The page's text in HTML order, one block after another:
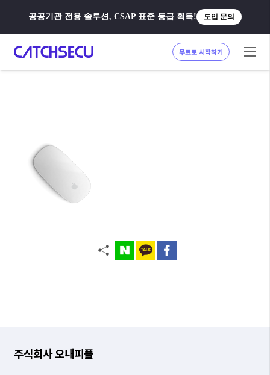
공공기관 전용 솔루션, CSAP 표준 등급 획득! 도입 문의
무료로 시작하기
주식회사 오내피플